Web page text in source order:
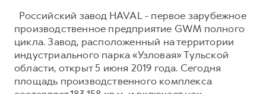
Российский завод HAVAL - первое зарубежное
производственное предприятие GWM полного
цикла. Завод, расположенный на территории
индустриального парка «Узловая» Тульской
области, открыт 5 июня 2019 года. Сегодня
площадь производственного комплекса